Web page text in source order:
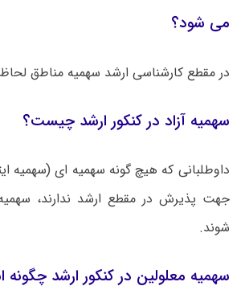
می شود؟
در مقطع کارشناسی ارشد سهمیه مناطق
سهمیه آزاد در کنکور ارشد چیست؟
داوطلبانی که هیچ گونه سهمیه ای (سهمیه
جهت پذیرش در مقطع ارشد ندارند،
شوند.
سهمیه معلولین در کنکور ارشد